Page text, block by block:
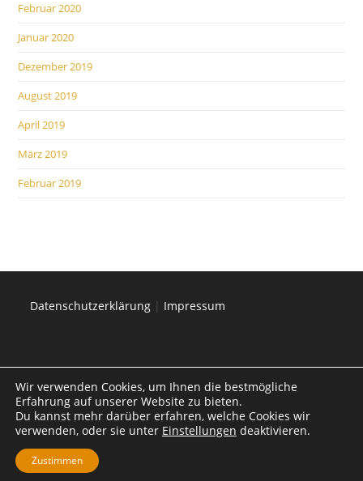
Februar 2020
Januar 2020
Dezember 2019
August 2019
April 2019
März 2019
Februar 2019
Datenschutzerklärung | Impressum
Jay-Win ist eine Marke der SI Systems Integration Outsourcig GmbH
Wir verwenden Cookies, um Ihnen die bestmögliche
Erfahrung auf unserer Website zu bieten.
Du kannst mehr darüber erfahren, welche Cookies wir
verwenden, oder sie unter Einstellungen deaktivieren.
Zustimmen